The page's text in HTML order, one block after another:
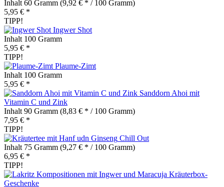
Inhalt 60 Gramm (9,92 € * / 100 Gramm)
5,95 € *
TIPP!
Ingwer Shot
Inhalt 100 Gramm
5,95 € *
TIPP!
Plaume-Zimt
Inhalt 100 Gramm
5,95 € *
Sanddorn Ahoi mit
Vitamin C und Zink
Inhalt 90 Gramm (8,83 € * / 100 Gramm)
7,95 € *
TIPP!
Chill Out
Inhalt 75 Gramm (9,27 € * / 100 Gramm)
6,95 € *
TIPP!